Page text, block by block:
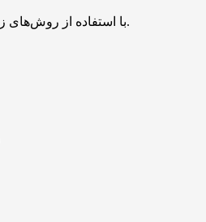
با استفاده از روش‌های زیر می‌توانید این صفحه را با دوستان خود به اشتراک بگذارید.